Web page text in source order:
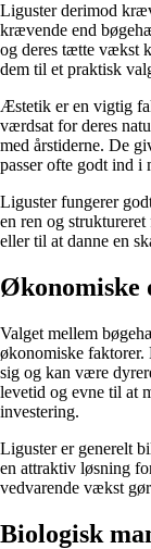
Liguster derimod
krævende end
og deres tætte vækst
dem til et praktisk
Æstetik er en vigtig
værdsat for deres
med årstiderne. De
passer ofte godt ind i
Liguster fungerer
en ren og
eller til at danne en
Økonomiske
Valget mellem
økonomiske
sig og kan være
levetid og evne til at
investering.
Liguster er generelt
en attraktiv løsning
vedvarende vækst
Biologisk